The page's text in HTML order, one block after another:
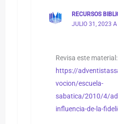
RECURSOS
JULIO 31, 2023
Revisa este material:
https://
vocion/escuela-
sabatica/2010/4/
influencia-de-la-